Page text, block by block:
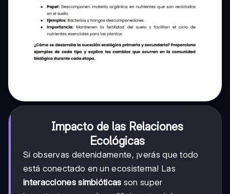
Impacto de las Relaciones
Ecológicas
Si observas detenidamente, ¡verás que todo
está conectado en un ecosistema! Las
interacciones simbióticas son super